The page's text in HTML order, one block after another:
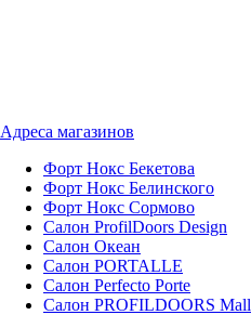
Адреса магазинов
Форт Нокс Бекетова
Форт Нокс Белинского
Форт Нокс Сормово
Салон ProfilDoors Design
Салон Океан
Салон PORTALLE
Салон Perfecto Portе
Салон PROFILDOORS Mall